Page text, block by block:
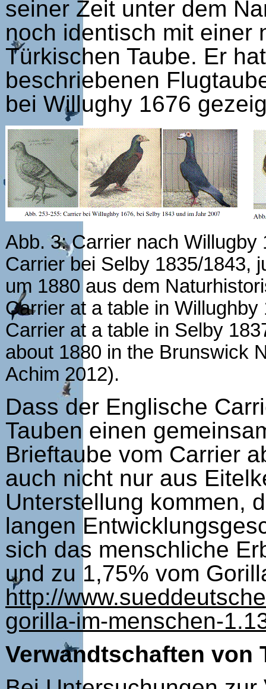
seiner Zeit unter dem
noch identisch mit einer
Türkischen Taube. Er
beschriebenen
bei Willughy 1676
Abb. 3: Carrier nach Willugby
Carrier bei Selby 1835/1843,
um 1880 aus dem
Carrier at a table in
Carrier at a table in Selby
about 1880 in the Brunswick
Achim 2012).
Dass der Englische
Tauben einen
Brieftaube vom Carrier
auch nicht nur aus
Unterstellung kommen,
langen
sich das menschliche
und zu 1,75% vom
http://
gorilla-im-menschen-
Verwandtschaften von